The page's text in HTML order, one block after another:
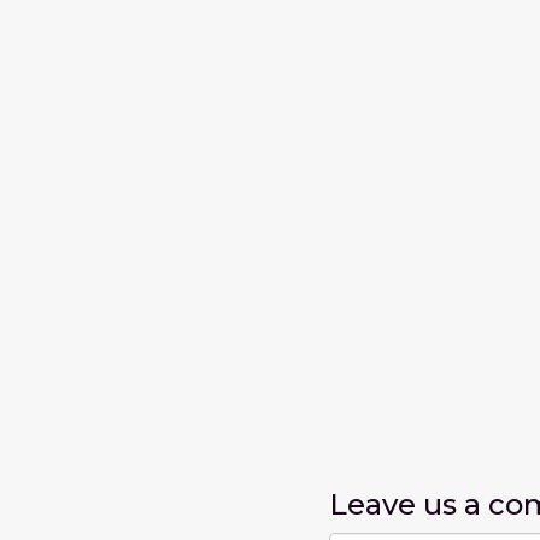
Leave us a